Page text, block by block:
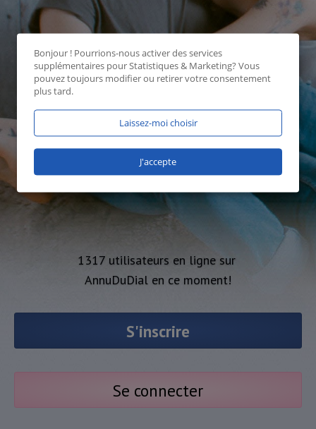
1317 utilisateurs en ligne sur
AnnuDuDial en ce moment!
S'inscrire
Se connecter
Bonjour ! Pourrions-nous activer des services
supplémentaires pourStatistiques & Marketing? Vous
pouvez toujours modifier ou retirer votre consentement
plus tard.
Laissez-moi choisir
J'accepte